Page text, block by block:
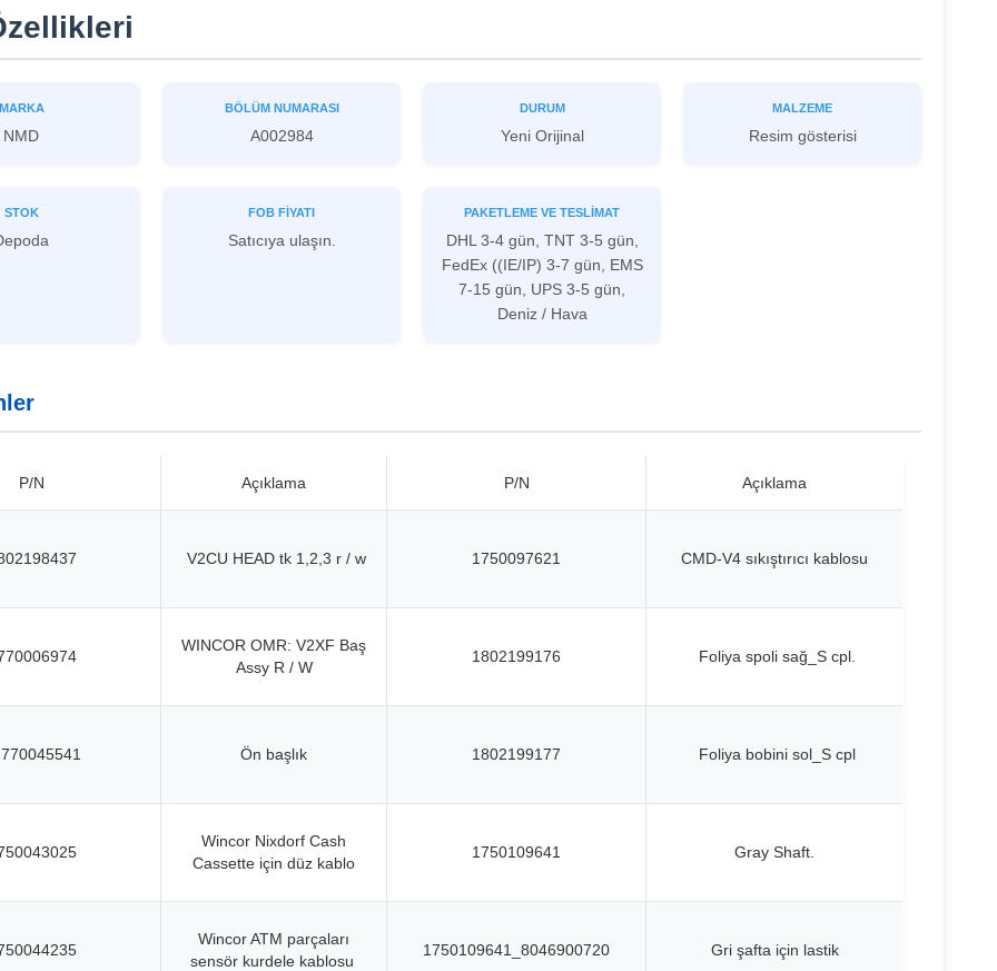
MARKA
NMD
BÖLÜM NUMARASI
A002984
DURUM
Yeni Orijinal
MALZEME
Resim gösterisi
STOK FOB FIYATI
Satıcıya ulaşın.
PAKETLEME VE TESLIMAT
DHL 3-4 gün, TNT 3-5 gün,
FedEx ((IE/IP) 3-7 gün, EMS
7-15 gün, UPS 3-5 gün,
Deniz / Hava
P/N Açıklama P/N Açıklama
V2CU HEAD tk 1,2,3 r / w 1750097621 CMD-V4 sıkıştırıcı kablosu
WINCOR OMR: V2XF Baş
Assy R / W
1802199176 Foliya spoli sağ_S cpl.
Ön başlık 1802199177 Foliya bobini sol_S cpl
Wincor Nixdorf Cash
Cassette için düz kablo
1750109641 Gray Shaft.
Wincor ATM parçaları
sensör kurdele kablosu
1750109641_8046900720 Gri şafta için lastik